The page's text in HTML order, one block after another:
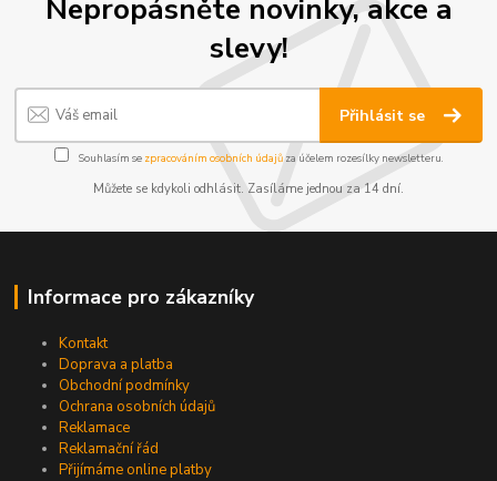
Nepropásněte novinky, akce a
slevy!
Přihlásit se
Souhlasím se zpracováním osobních údajůza účelem rozesílky newsletteru.
Můžete se kdykoli odhlásit. Zasíláme jednou za 14 dní.
Informace pro zákazníky
Kontakt
Doprava a platba
Obchodní podmínky
Ochrana osobních údajů
Reklamace
Reklamační řád
Přijímáme online platby